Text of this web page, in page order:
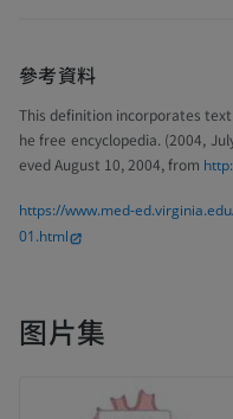
參考資料
This definition incorporates
he free encyclopedia. (2004,
eved August 10, 2004, from
https://www.med-
01.html
图片集